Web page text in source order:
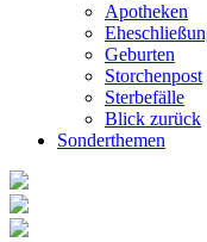
Apotheken
Geburten
Storchenpost
Sterbefälle
Blick zurück
Sonderthemen